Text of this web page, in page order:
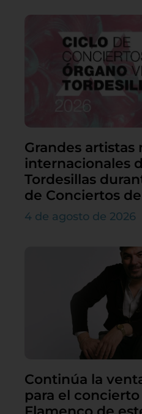
Grandes artistas
internacionales
Tordesillas
de Conciertos
4 de agosto de 2026
Continúa la
para el